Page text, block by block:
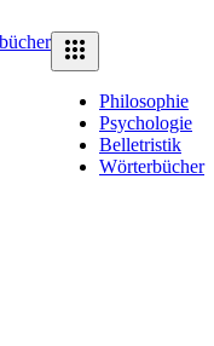
Philosophie
Psychologie
Belletristik
Wörterbücher